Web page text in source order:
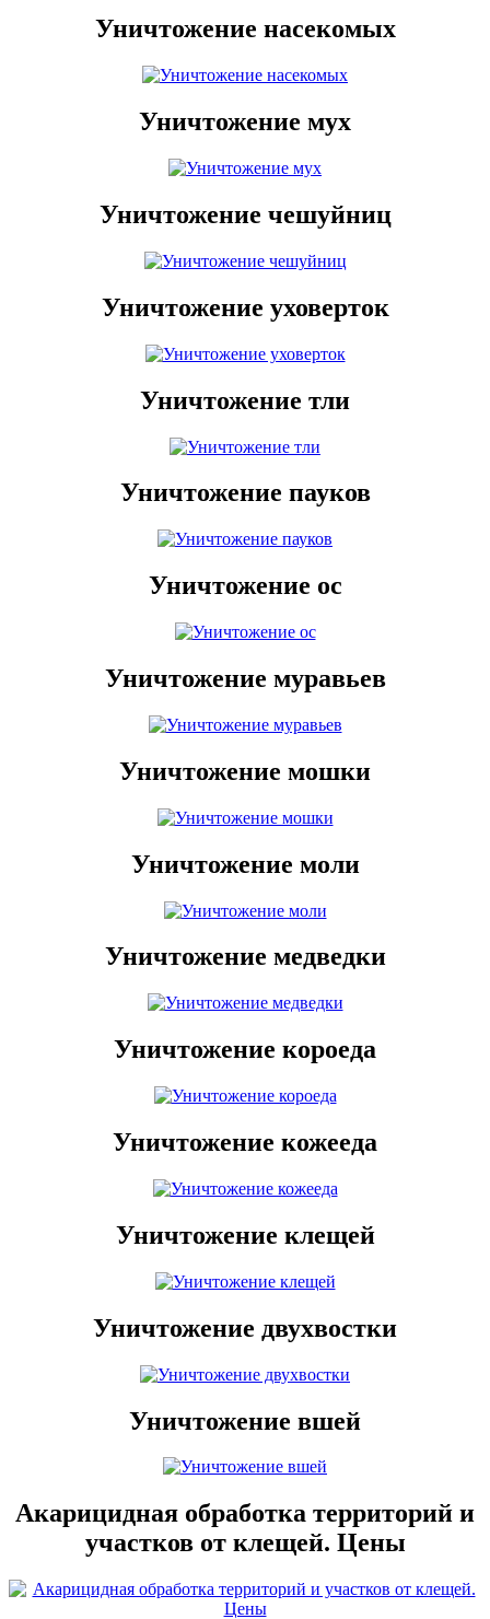
Уничтожение насекомых
Уничтожение мух
Уничтожение чешуйниц
Уничтожение уховерток
Уничтожение тли
Уничтожение пауков
Уничтожение ос
Уничтожение муравьев
Уничтожение мошки
Уничтожение моли
Уничтожение медведки
Уничтожение короеда
Уничтожение кожееда
Уничтожение клещей
Уничтожение двухвостки
Уничтожение вшей
Акарицидная обработка территорий и
участков от клещей. Цены